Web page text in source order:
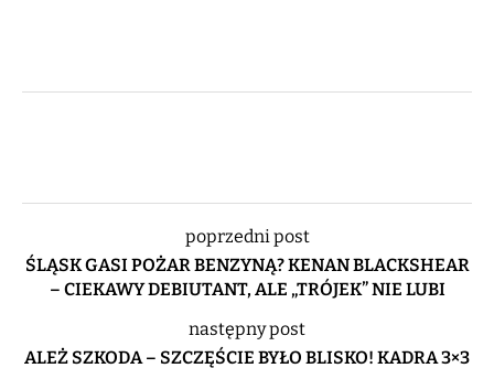
poprzedni post
ŚLĄSK GASI POŻAR BENZYNĄ? KENAN BLACKSHEAR
– CIEKAWY DEBIUTANT, ALE „TRÓJEK” NIE LUBI
następny post
ALEŻ SZKODA – SZCZĘŚCIE BYŁO BLISKO! KADRA 3×3